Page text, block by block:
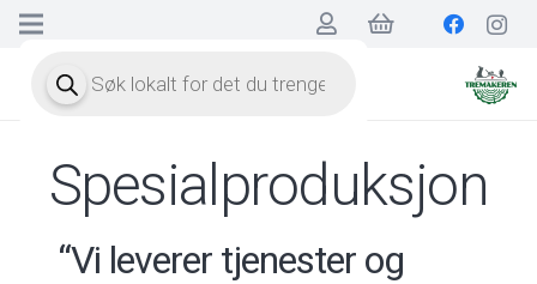
search
Spesialproduksjon
“Vi leverer tjenester og